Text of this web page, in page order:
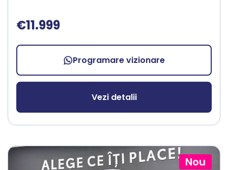
€11.999
Programare vizionare
Vezi detalii
Nou